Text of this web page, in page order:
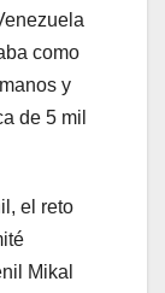
como
y
de 5 mil
el reto
Mikal